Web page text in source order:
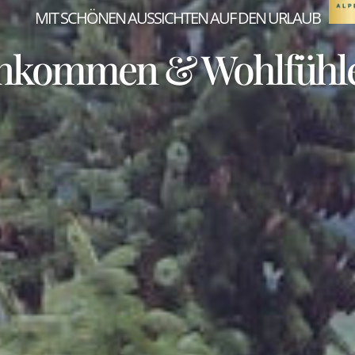
MIT SCHÖNEN AUSSICHTEN AUF DEN URLAUB
&